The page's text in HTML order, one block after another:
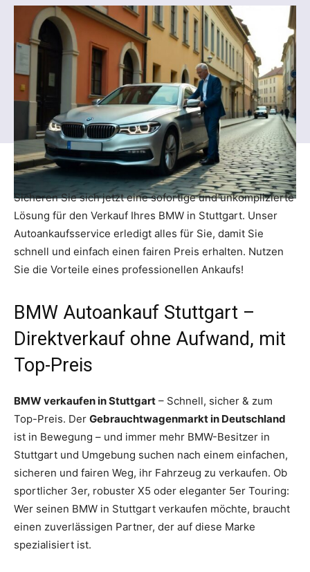
Sicheren Sie sich jetzt eine sofortige und unkomplizierte
Lösung für den Verkauf Ihres BMW in Stuttgart. Unser
Autoankaufsservice erledigt alles für Sie, damit Sie
schnell und einfach einen fairen Preis erhalten. Nutzen
Sie die Vorteile eines professionellen Ankaufs!
BMW Autoankauf Stuttgart –
Direktverkauf ohne Aufwand, mit
Top-Preis
BMW verkaufen in Stuttgart – Schnell, sicher & zum
Top-Preis. Der Gebrauchtwagenmarkt in Deutschland
ist in Bewegung – und immer mehr BMW-Besitzer in
Stuttgart und Umgebung suchen nach einem einfachen,
sicheren und fairen Weg, ihr Fahrzeug zu verkaufen. Ob
sportlicher 3er, robuster X5 oder eleganter 5er Touring:
Wer seinen BMW in Stuttgart verkaufen möchte, braucht
einen zuverlässigen Partner, der auf diese Marke
spezialisiert ist.